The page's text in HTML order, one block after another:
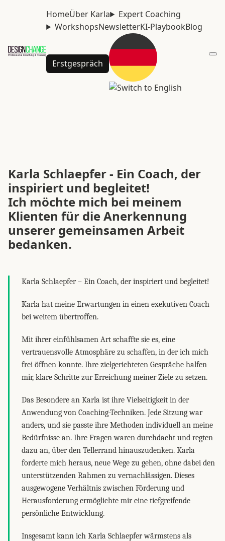
HomeÜber Karla
Expert Coaching
WorkshopsNewsletterKI-PlaybookBlog
Erstgespräch
Karla Schlaepfer - Ein Coach, der
inspiriert und begleitet!
Ich möchte mich bei meinem
Klienten für die Anerkennung
unserer gemeinsamen Arbeit
bedanken.
Karla Schlaepfer – Ein Coach, der inspiriert und begleitet!
Karla hat meine Erwartungen in einen exekutiven Coach
bei weitem übertroffen.
Mit ihrer einfühlsamen Art schaffte sie es, eine
vertrauensvolle Atmosphäre zu schaffen, in der ich mich
frei öffnen konnte. Ihre zielgerichteten Gespräche halfen
mir, klare Schritte zur Erreichung meiner Ziele zu setzen.
Das Besondere an Karla ist ihre Vielseitigkeit in der
Anwendung von Coaching-Techniken. Jede Sitzung war
anders, und sie passte ihre Methoden individuell an meine
Bedürfnisse an. Ihre Fragen waren durchdacht und regten
dazu an, über den Tellerrand hinauszudenken. Karla
forderte mich heraus, neue Wege zu gehen, ohne dabei den
unterstützenden Rahmen zu vernachlässigen. Dieses
ausgewogene Verhältnis zwischen Förderung und
Herausforderung ermöglichte mir eine tiefgreifende
persönliche Entwicklung.
Insgesamt kann ich Karla Schlaepfer wärmstens als